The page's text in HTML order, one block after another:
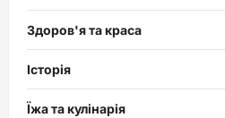
Здоров'я та краса
Історія
Їжа та кулінарія